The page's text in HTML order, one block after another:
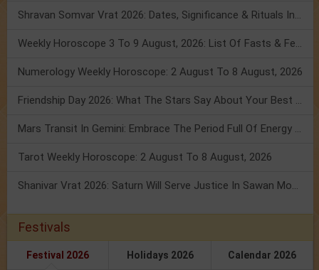
Shravan Somvar Vrat 2026: Dates, Significance & Rituals In August
Weekly Horoscope 3 To 9 August, 2026: List Of Fasts & Festivals
Numerology Weekly Horoscope: 2 August To 8 August, 2026
Friendship Day 2026: What The Stars Say About Your Best Friend!
Mars Transit In Gemini: Embrace The Period Full Of Energy & Intelligence
Tarot Weekly Horoscope: 2 August To 8 August, 2026
Shanivar Vrat 2026: Saturn Will Serve Justice In Sawan Month!
Festivals
Festival 2026 Holidays 2026 Calendar 2026